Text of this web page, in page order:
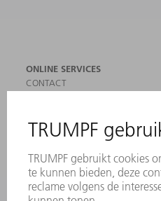
ONLINE SERVICES
CONTACT
AANMELDEN VOOR NIEUWSBRIEF
MYTRUMPF
VEILIGHEIDSGEGEVENSBLADEN
PRODUCTEN
MACHINES & SYSTEMEN
LASER